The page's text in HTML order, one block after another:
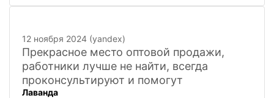
12 ноября 2024 (yandex)
Прекрасное место оптовой продажи,
работники лучше не найти, всегда
проконсультируют и помогут
Лаванда